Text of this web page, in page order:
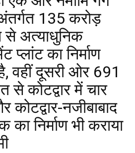
135 करोड़
से अत्याधुनिक
प्लांट का निर्माण
वहीं दूसरी ओर 691
से कोटद्वार में चार
नजीबाबाद
निर्माण भी कराया